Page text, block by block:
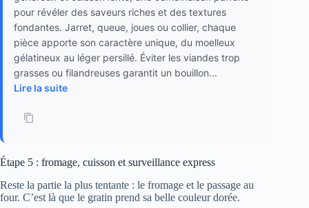
pour révéler des saveurs riches et des textures
fondantes. Jarret, queue, joues ou collier, chaque
pièce apporte son caractère unique, du moelleux
gélatineux au léger persillé. Éviter les viandes trop
grasses ou filandreuses garantit un bouillon...
Lire la suite
Étape 5 : fromage, cuisson et surveillance express
Reste la partie la plus tentante : le fromage et le passage au
four. C’est là que le gratin prend sa belle couleur dorée.